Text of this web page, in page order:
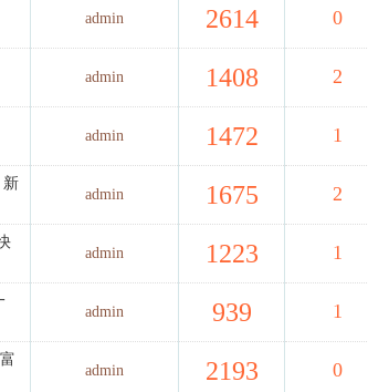
admin 2614 0
admin 1408 2
admin 1472 1
新
admin 1675 2
admin 1223 1
admin 939 1
admin 2193 0